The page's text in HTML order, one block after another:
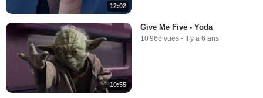
12:02
10:55
Give Me Five - Yoda
10 968 vues - Il y a 6 ans